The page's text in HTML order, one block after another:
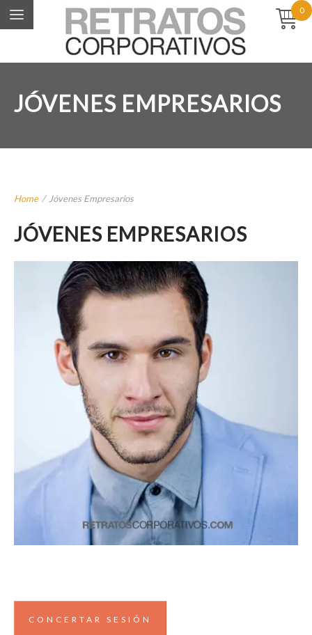
0
JÓVENES EMPRESARIOS
Home / Jóvenes Empresarios
JÓVENES EMPRESARIOS
CONCERTAR SESIÓN